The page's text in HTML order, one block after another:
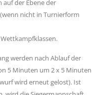
auf der Ebene der
nicht in Turnierform
werden nach Ablauf der
5 Minuten um 2 x 5 Minuten
wird erneut gelost). Ist